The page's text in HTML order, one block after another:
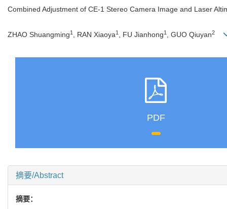
Combined Adjustment of CE-1 Stereo Camera Image and Laser
ZHAO Shuangming1 , RAN Xiaoya1 , FU Jianhong1 , GUO Qiuyan2
PDF
摘要/Abstract
摘要：